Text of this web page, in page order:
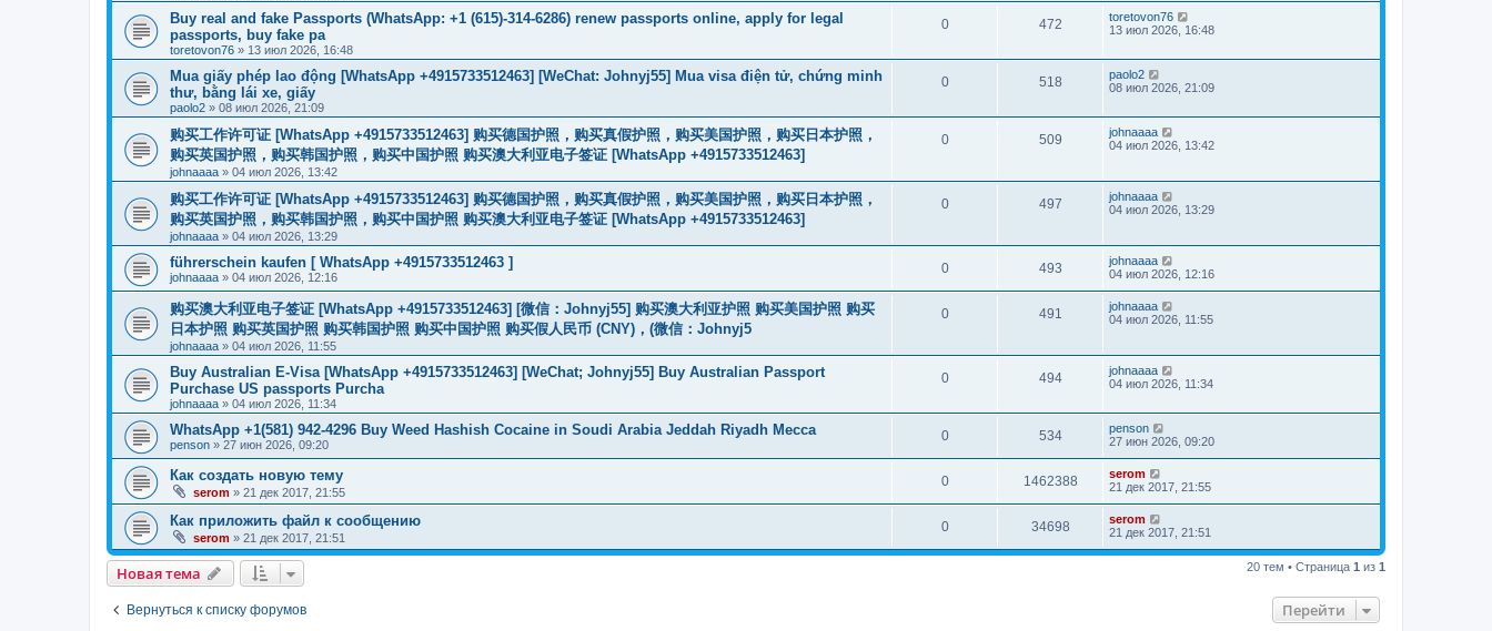
Buy real and fake Passports (WhatsApp: +1 (615)-314-6286) renew passports online, apply for legal
passports, buy fake pa
toretovon76 » 13 июл 2026, 16:48
0 472
toretovon76
13 июл 2026, 16:48
Mua giấy phép lao động [WhatsApp +4915733512463] [WeChat: Johnyj55] Mua visa điện tử, chứng minh
thư, bằng lái xe, giấy
paolo2 » 08 июл 2026, 21:09
0 518
paolo2
08 июл 2026, 21:09
购买工作许可证 [WhatsApp +4915733512463] 购买德国护照，购买真假护照，购买美国护照，购买日本护照，
购买英国护照，购买韩国护照，购买中国护照 购买澳大利亚电子签证 [WhatsApp +4915733512463]
johnaaaa » 04 июл 2026, 13:42
0 509
johnaaaa
04 июл 2026, 13:42
购买工作许可证 [WhatsApp +4915733512463] 购买德国护照，购买真假护照，购买美国护照，购买日本护照，
购买英国护照，购买韩国护照，购买中国护照 购买澳大利亚电子签证 [WhatsApp +4915733512463]
johnaaaa » 04 июл 2026, 13:29
0 497
johnaaaa
04 июл 2026, 13:29
führerschein kaufen [ WhatsApp +4915733512463 ]
johnaaaa » 04 июл 2026, 12:16
0 493
johnaaaa
04 июл 2026, 12:16
购买澳大利亚电子签证 [WhatsApp +4915733512463] [微信：Johnyj55] 购买澳大利亚护照 购买美国护照 购买
日本护照 购买英国护照 购买韩国护照 购买中国护照 购买假人民币 (CNY)，(微信：Johnyj5
johnaaaa » 04 июл 2026, 11:55
0 491
johnaaaa
04 июл 2026, 11:55
Buy Australian E-Visa [WhatsApp +4915733512463] [WeChat; Johnyj55] Buy Australian Passport
Purchase US passports Purcha
johnaaaa » 04 июл 2026, 11:34
0 494
johnaaaa
04 июл 2026, 11:34
WhatsApp +1(581) 942-4296 Buy Weed Hashish Cocaine in Soudi Arabia Jeddah Riyadh Mecca
penson » 27 июн 2026, 09:20
0 534
penson
27 июн 2026, 09:20
Как создать новую тему
serom » 21 дек 2017, 21:55
0 1462388
serom
21 дек 2017, 21:55
Как приложить файл к сообщению
serom » 21 дек 2017, 21:51
0 34698
serom
21 дек 2017, 21:51
Новая тема 20 тем • Страница 1 из 1
Вернуться к списку форумов Перейти